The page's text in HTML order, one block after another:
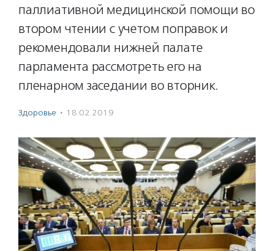
паллиативной медицинской помощи во
втором чтении с учетом поправок и
рекомендовали нижней палате
парламента рассмотреть его на
пленарном заседании во вторник.
Здоровье · 18.02.2019